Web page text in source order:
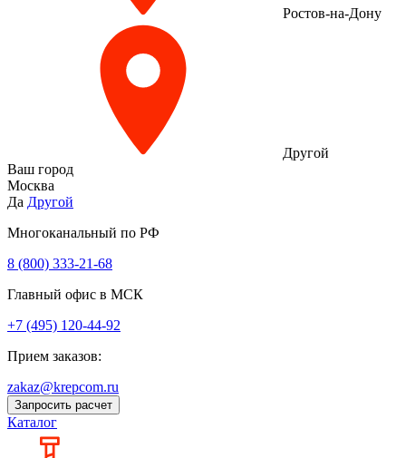
Ростов-на-Дону
Другой
Ваш город
Москва
Да Другой
Многоканальный по РФ
8 (800) 333‑21-68
Главный офис в МСК
+7 (495) 120-44-92
Прием заказов:
zakaz@krepcom.ru
Запросить расчет
Каталог